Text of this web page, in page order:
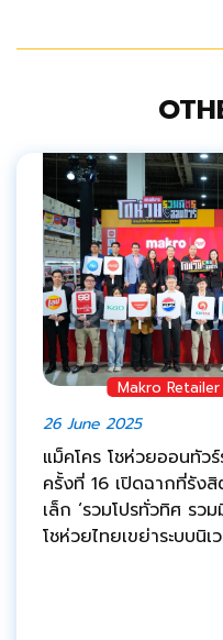
Makro
26 June 2025
แม็คโคร โชห่วยออนทัว
ครั้งที่ 16 เปิดฉากที่รัง
เล็ก ‘รวมโปรทั่วทิศ รว
โชห่วยไทยเขย่าระบบนิเ